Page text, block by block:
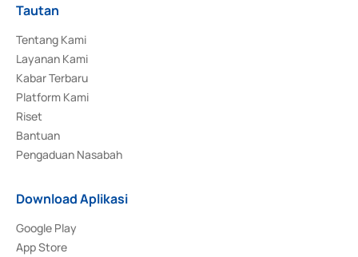
Tautan
Tentang Kami
Layanan Kami
Kabar Terbaru
Platform Kami
Riset
Bantuan
Pengaduan Nasabah
Download Aplikasi
Google Play
App Store